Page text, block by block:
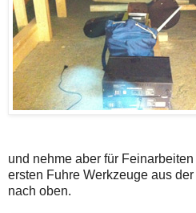
und nehme aber für
ersten Fuhre Werkzeuge aus
nach oben.